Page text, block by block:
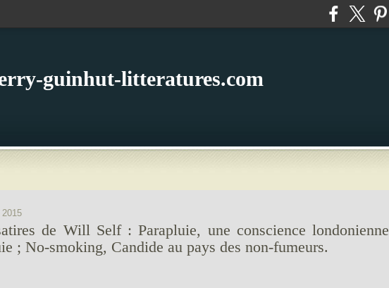
guinhut-litteratures.com
de Will Self : Parapluie, une conscience londonienne
; No-smoking, Candide au pays des non-fumeurs.